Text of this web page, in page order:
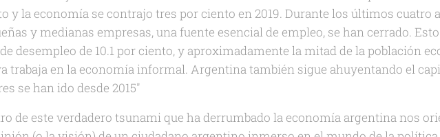
y la economía se contrajo tres por ciento en 2019. Durante los últimos cuatro
y medianas empresas, una fuente esencial de empleo, se han cerrado.
desempleo de 10.1 por ciento, y aproximadamente la mitad de la población
trabaja en la economía informal. Argentina también sigue ahuyentando el
se han ido desde 2015"
de este verdadero tsunami que ha derrumbado la economía argentina nos